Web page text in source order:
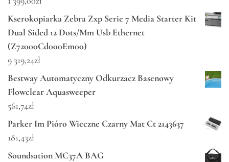
Kserokopiarka Zebra Zxp Serie 7 Media Starter Kit
Dual Sided 12 Dots/Mm Usb Ethernet
(Z72000Cd000Em00)
9 319,24zł
Bestway Automatyczny Odkurzacz Basenowy
Flowclear Aquasweeper
561,74zł
Parker Im Pióro Wieczne Czarny Mat Ct 2143637
181,43zł
Soundsation MC37A BAG